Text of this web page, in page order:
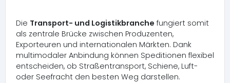
Die Transport- und Logistikbranche fungiert somit
als zentrale Brücke zwischen Produzenten,
Exporteuren und internationalen Märkten. Dank
multimodaler Anbindung können Speditionen flexibel
entscheiden, ob Straßentransport, Schiene, Luft-
oder Seefracht den besten Weg darstellen.